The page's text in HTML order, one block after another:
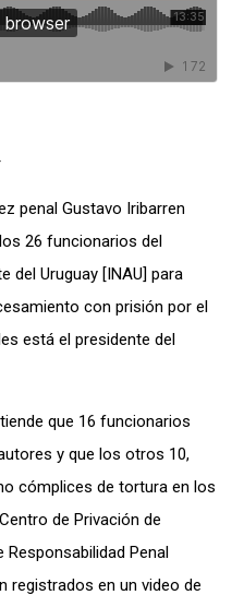
penal Gustavo Iribarren
26 funcionarios del
del Uruguay [INAU] para
con prisión por el
está el presidente del
que 16 funcionarios
y que los otros 10,
cómplices de tortura en los
de Privación de
Responsabilidad Penal
registrados en un video de